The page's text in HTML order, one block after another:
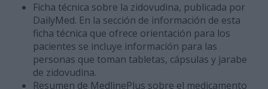
Ficha técnica sobre la zidovudina, publicada por
DailyMed. En la sección de información de esta
ficha técnica que ofrece orientación para los
pacientes se incluye información para las
personas que toman tabletas, cápsulas y jarabe
de zidovudina.
Resumen de MedlinePlus sobre el medicamento